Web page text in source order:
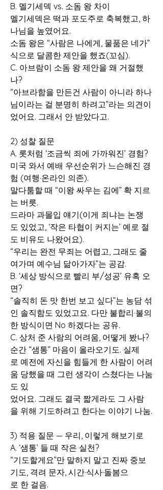
B. 멜기세덱 vs. 소돔 왕 차이
멜기세덱은 떡과 포도주로 축복했고, 하
나님을 높였어요.
소돔 왕은 “사람은 나에게, 물품은 네가”
식으로 달콤한 제안을 했죠(꼬심).
C. 아브람이 소돔 왕 제안을 왜 거절했
나?
“아브라함을 만든건 사람이 아니라 하나
님이라는 걸 분명히 하려고”라는 의견이
었어요. 그래서 안 받았다고.
2) 성찰 질문
A. 롯처럼 ‘조금씩 죄에 가까워진’ 경험?
미국 와서 예배 우선순위가 느슨해진 경
험 (여행·온라인 의존).
말다툼할 때 “이왕 싸우는 김에” 확 지르
는 버릇.
드라마 과몰입 얘기(이게 죄냐는 논쟁
도 있었고, ‘작은 타협이 커지는’ 예로 절
도 비유도 나왔어요).
“우리는 완전 무죄는 어렵고, 그래도 줄
여가며 예수님 닮아가자”는 공감.
B. ‘세상 방식으로 빨리 부/성공’ 유혹 오
면?
“솔직히 돈 맛 한번 보고 싶다”는 농담 섞
인 솔직함도 있었고요. 다만 불합리·불의
한 방식이면 No 하겠다는 공유.
C. 상처 준 사람의 어려움, 어떻게 봤나?
순간 “샘통” 마음이 올라오기도. 실제
로 예전에 자신을 힘들게 한 사람이 어려
움 당했을 때 그런 생각이 스쳤다는 나눔
도 있
었어요. 그래도 결국 짧게라도 그 사람
을 위해 기도하려고 한다는 이야기 나눔.
3) 적용 질문 — 우리, 이렇게 해보기로
A. ‘샘통’ 들 때 작은 실천?
“기도할게요”만 말하지 말고 진짜 중보
기도, 격려 문자, 시간·식사·돌봄으
로 한 걸음.